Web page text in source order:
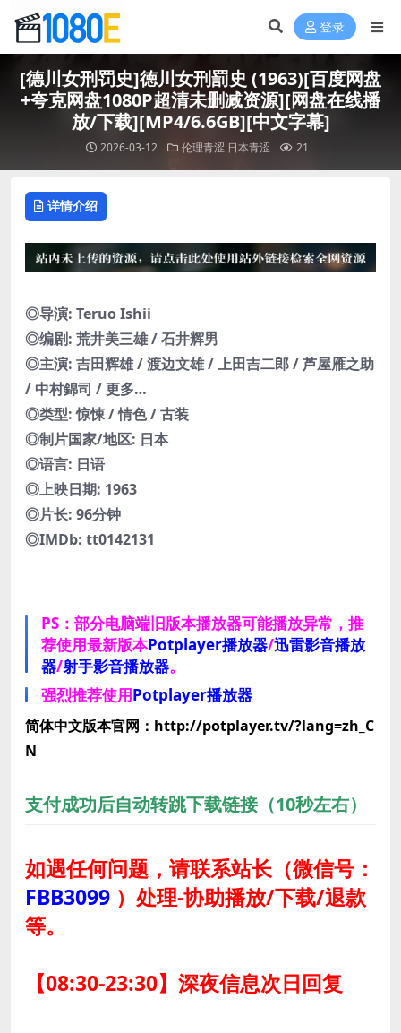
登录
[德川女刑罚史]徳川女刑罰史 (1963)[百度网盘
+夸克网盘1080P超清未删减资源][网盘在线播
放/下载][MP4/6.6GB][中文字幕]
2026-03-12 伦理青涩 日本青涩 21
详情介绍
◎导演: Teruo Ishii
◎编剧: 荒井美三雄 / 石井辉男
◎主演: 吉田辉雄 / 渡边文雄 / 上田吉二郎 / 芦屋雁之助
/ 中村錦司 / 更多…
◎类型: 惊悚 / 情色 / 古装
◎制片国家/地区: 日本
◎语言: 日语
◎上映日期: 1963
◎片长: 96分钟
◎IMDb: tt0142131
PS：部分电脑端旧版本播放器可能播放异常，推
荐使用最新版本Potplayer播放器/迅雷影音播放
器/射手影音播放器。
强烈推荐使用Potplayer播放器
简体中文版本官网：http://potplayer.tv/?lang=zh_C
N
支付成功后自动转跳下载链接（10秒左右）
如遇任何问题，请联系站长（微信号：
FBB3099 ） 处理-协助播放/下载/退款
等。
【08:30-23:30】深夜信息次日回复